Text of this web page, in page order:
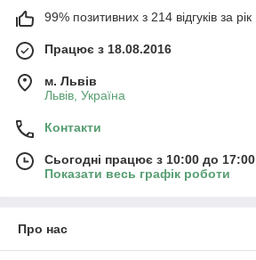
99% позитивних з 214 відгуків за рік
Працює з 18.08.2016
м. Львів
Львів, Україна
Контакти
Сьогодні працює з 10:00 до 17:00
Показати весь графік роботи
Про нас